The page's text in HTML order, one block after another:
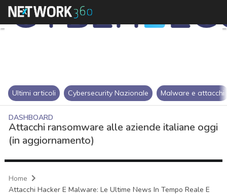
Ultimi articoli Cybersecurity Nazionale Malware e attacchi
DASHBOARD
Attacchi ransomware alle aziende italiane oggi
(in aggiornamento)
Home
Attacchi Hacker E Malware: Le Ultime News In Tempo Reale E